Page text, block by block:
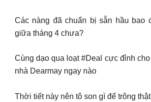
Các nàng đã chuẩn bị sẵn hầu bao
giữa tháng 4 chưa?
Cùng dạo qua loạt #Deal cực đỉnh
nhà Dearmay ngay nào
Thời tiết này nên tô son gì để trông